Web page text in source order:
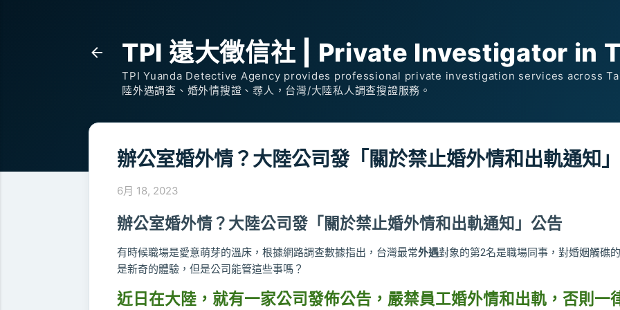
TPI 遠大徵信社 | Private Investigator in
TPI Yuanda Detective Agency provides professional private investigation services across
陸外遇調查、婚外情搜證、尋人，台灣/大陸私人調查搜證服務。
辦公室婚外情？大陸公司發「關於禁止婚外情和出軌通知
6月 18, 2023
辦公室婚外情？大陸公司發「關於禁止婚外情和出軌通知」公告
有時候職場是愛意萌芽的溫床，根據網路調查數據指出，台灣最常外遇對象的第2名是職場同事，對婚姻觸礁
是新奇的體驗，但是公司能管這些事嗎？
近日在大陸，就有一家公司發佈公告，嚴禁員工婚外情和出軌，否則一